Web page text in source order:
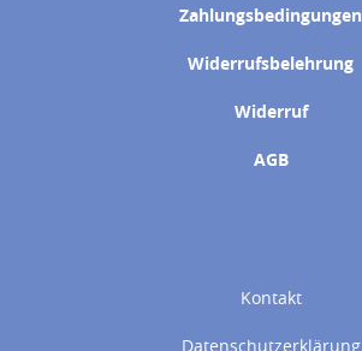
Zahlungsbedingungen
Widerrufsbelehrung
Widerruf
AGB
Kontakt
Datenschutzerklärung